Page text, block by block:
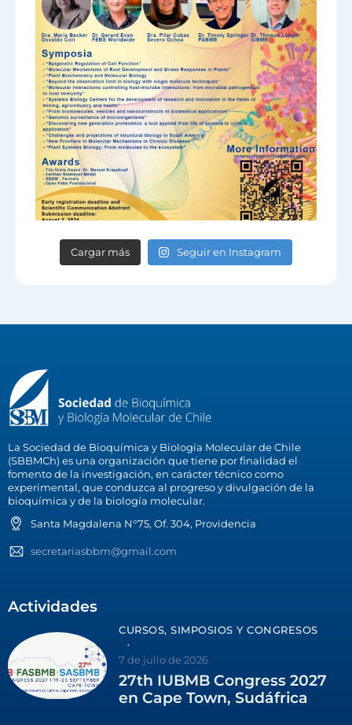
Cargar más Seguir en Instagram
La Sociedad de Bioquímica y Biología Molecular de Chile
(SBBMCh) es una organización que tiene por finalidad el
fomento de la investigación, en carácter técnico como
experimental, que conduzca al progreso y divulgación de la
bioquímica y de la biología molecular.
Santa Magdalena N°75, Of. 304, Providencia
secretariasbbm@gmail.com
Actividades
CURSOS, SIMPOSIOS Y CONGRESOS
7 de julio de 2026
27th IUBMB Congress 2027
en Cape Town, Sudáfrica